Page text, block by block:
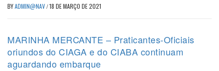
BYADMIN@NAV/18 DE MARÇO DE 2021
MARINHA MERCANTE – Praticantes-Oficiais
oriundos do CIAGA e do CIABA continuam
aguardando embarque